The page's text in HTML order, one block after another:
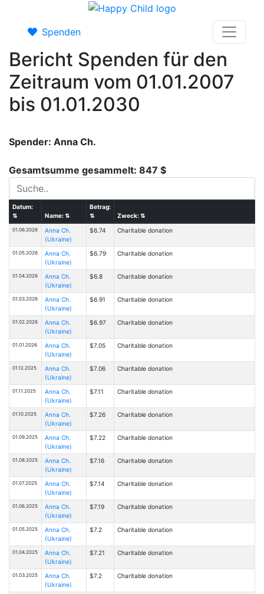
Spenden
Bericht Spenden für den
Zeitraum vom 01.01.2007
bis 01.01.2030
Spender: Anna Ch.
Gesamtsumme gesammelt: 847 $
Datum:
⇅
Name:⇅
Betrag:
⇅
Zweck:⇅
01.06.2026
Anna Ch.
(Ukraine)
$6.74 Charitable donation
01.05.2026
Anna Ch.
(Ukraine)
$6.79 Charitable donation
01.04.2026
Anna Ch.
(Ukraine)
$6.8 Charitable donation
01.03.2026
Anna Ch.
(Ukraine)
$6.91 Charitable donation
01.02.2026
Anna Ch.
(Ukraine)
$6.97 Charitable donation
01.01.2026
Anna Ch.
(Ukraine)
$7.05 Charitable donation
01.12.2025
Anna Ch.
(Ukraine)
$7.06 Charitable donation
01.11.2025
Anna Ch.
(Ukraine)
$7.11 Charitable donation
01.10.2025
Anna Ch.
(Ukraine)
$7.26 Charitable donation
01.09.2025
Anna Ch.
(Ukraine)
$7.22 Charitable donation
01.08.2025
Anna Ch.
(Ukraine)
$7.16 Charitable donation
01.07.2025
Anna Ch.
(Ukraine)
$7.14 Charitable donation
01.06.2025
Anna Ch.
(Ukraine)
$7.19 Charitable donation
01.05.2025
Anna Ch.
(Ukraine)
$7.2 Charitable donation
01.04.2025
Anna Ch.
(Ukraine)
$7.21 Charitable donation
01.03.2025
Anna Ch.
(Ukraine)
$7.2 Charitable donation